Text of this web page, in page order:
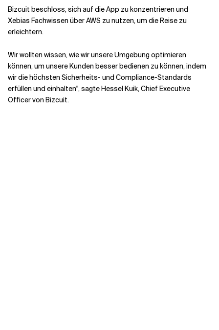
Bizcuit beschloss, sich auf die App zu konzentrieren und
Xebias Fachwissen über AWS zu nutzen, um die Reise zu
erleichtern.
Wir wollten wissen, wie wir unsere Umgebung optimieren
können, um unsere Kunden besser bedienen zu können, indem
wir die höchsten Sicherheits- und Compliance-Standards
erfüllen und einhalten", sagte Hessel Kuik, Chief Executive
Officer von Bizcuit.